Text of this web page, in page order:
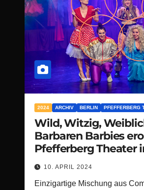
2024 ARCHIV BERLIN PFEFFERBERG
Wild, Witzig,
Barbaren Barbies
Pfefferberg Theater
10. APRIL 2024
Einzigartige Mischung aus